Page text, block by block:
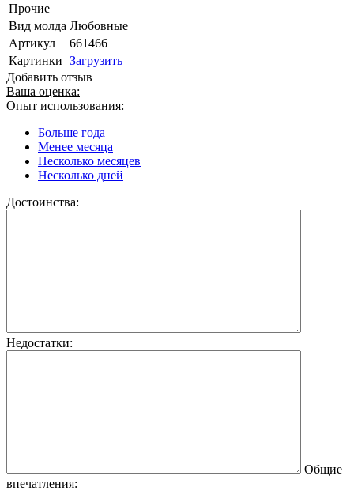
Прочие
Вид молда Любовные
Артикул
661466
Картинки Загрузить
Добавить отзыв
Ваша оценка:
Опыт использования:
Больше года
Менее месяца
Несколько месяцев
Несколько дней
Достоинства:
Недостатки:
Общие
впечатления: